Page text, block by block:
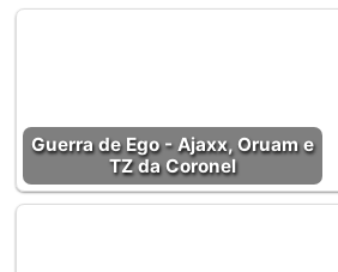
Guerra de Ego - Ajaxx, Oruam e
TZ da Coronel